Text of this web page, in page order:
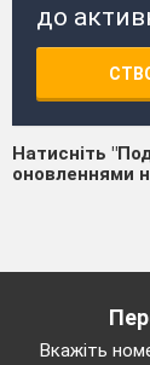
до
Натисніть
оновленнями
Вкажіть